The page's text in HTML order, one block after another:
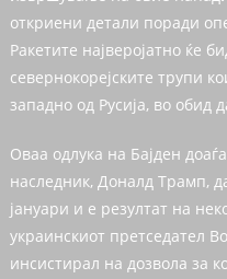
откриени детали поради
Ракетите најверојатно ќе
севернокорејските трупи
западно од Русија, во обид
Оваа одлука на Бајден
наследник, Доналд Трамп,
јануари и е резултат на
украинскиот претседател
инсистирал на дозвола за